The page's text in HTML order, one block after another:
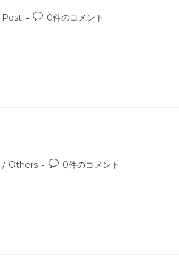
Post
投
0件のコメント
/ Others
投
0件のコメント